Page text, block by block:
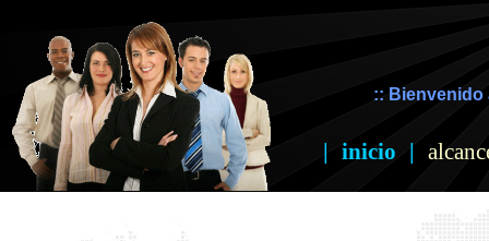
:: Bienvenido
| inicio |